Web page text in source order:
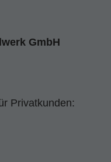
GmbH
Privatkunden: